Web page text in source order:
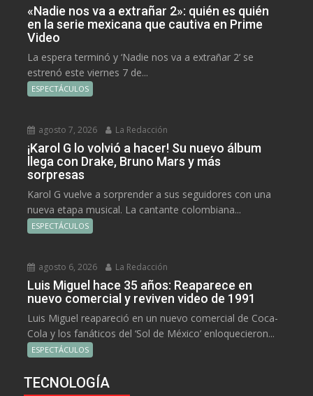
«Nadie nos va a extrañar 2»: quién es quién
en la serie mexicana que cautiva en Prime
Video
La espera terminó y ‘Nadie nos va a extrañar 2’ se
estrenó este viernes 7 de...
ESPECTÁCULOS
agosto 7, 2026 La Redacción
¡Karol G lo volvió a hacer! Su nuevo álbum
llega con Drake, Bruno Mars y más
sorpresas
Karol G vuelve a sorprender a sus seguidores con una
nueva etapa musical. La cantante colombiana...
ESPECTÁCULOS
agosto 6, 2026 La Redacción
Luis Miguel hace 35 años: Reaparece en
nuevo comercial y reviven video de 1991
Luis Miguel reapareció en un nuevo comercial de Coca-
Cola y los fanáticos del ‘Sol de México’ enloquecieron...
ESPECTÁCULOS
TECNOLOGÍA